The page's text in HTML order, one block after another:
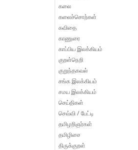
கலை
கலைச்சொற்கள்
கவிதை
காணுரை
காப்பிய இலக்கியம்
குறள்நெறி
குறுந்தகவல்
சங்க இலக்கியம்
சமய இலக்கியம்
செய்திகள்
செவ்வி / பேட்டி
தமிழறிஞர்கள்
தமிழிசை
திருக்குறள்